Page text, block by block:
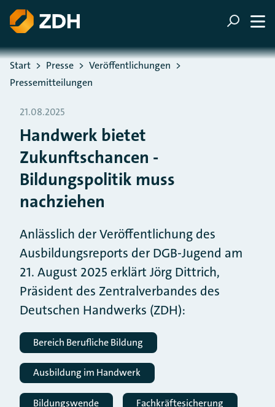
ZUM HAUPTINHALT SPRINGEN
ZUR SUCHE SPRINGEN
Sie befinden sich hier:
Start Presse
Veröffentlichungen
Pressemitteilungen
21.08.2025
Handwerk bietet
Zukunftschancen -
Bildungspolitik muss
nachziehen
Anlässlich der Veröffentlichung des
Ausbildungsreports der DGB-Jugend am
21. August 2025 erklärt Jörg Dittrich,
Präsident des Zentralverbandes des
Deutschen Handwerks (ZDH):
Bereich Berufliche Bildung
Ausbildung im Handwerk
Bildungswende Fachkräftesicherung